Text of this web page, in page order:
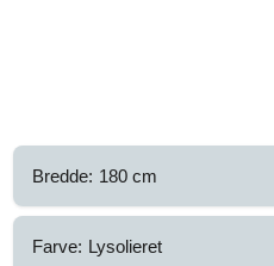
Bredde: 180 cm
Farve: Lysolieret